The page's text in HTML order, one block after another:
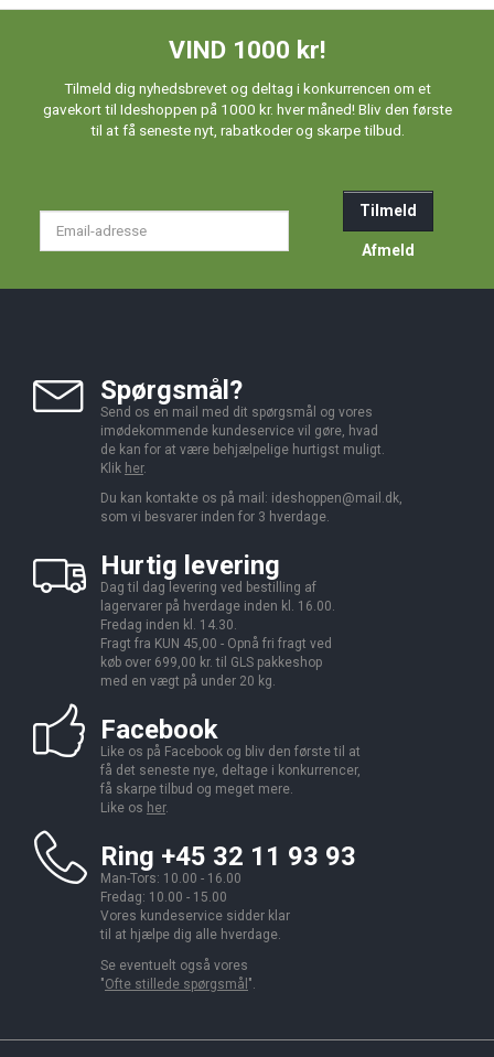
VIND 1000 kr!
Tilmeld dig nyhedsbrevet og deltag i konkurrencen om et
gavekort til Ideshoppen på 1000 kr. hver måned! Bliv den første
til at få seneste nyt, rabatkoder og skarpe tilbud.
Tilmeld
Afmeld
Spørgsmål?
Send os en mail med dit spørgsmål og vores
imødekommende kundeservice vil gøre, hvad
de kan for at være behjælpelige hurtigst muligt.
Klik her.
Du kan kontakte os på mail: ideshoppen@mail.dk,
som vi besvarer inden for 3 hverdage.
Hurtig levering
Dag til dag levering ved bestilling af
lagervarer på hverdage inden kl. 16.00.
Fredag inden kl. 14.30.
Fragt fra KUN 45,00 - Opnå fri fragt ved
køb over 699,00 kr. til GLS pakkeshop
med en vægt på under 20 kg.
Facebook
Like os på Facebook og bliv den første til at
få det seneste nye, deltage i konkurrencer,
få skarpe tilbud og meget mere.
Like os her.
Ring +45 32 11 93 93
Man-Tors: 10.00 - 16.00
Fredag: 10.00 - 15.00
Vores kundeservice sidder klar
til at hjælpe dig alle hverdage.
Se eventuelt også vores
"Ofte stillede spørgsmål ".